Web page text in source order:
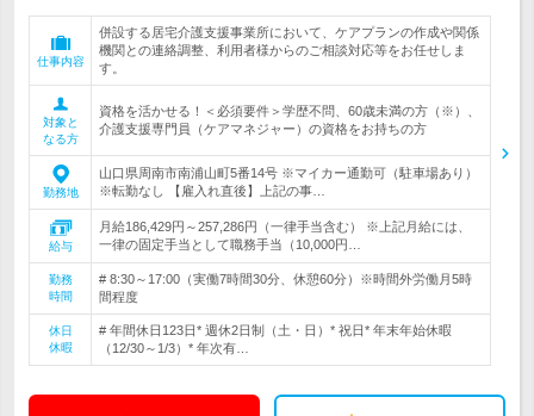
仕事内容
併設する居宅介護支援事業所において、ケアプランの作成や関係
機関との連絡調整、利用者様からのご相談対応等をお任せしま
す。
対象と
なる方
資格を活かせる！＜必須要件＞学歴不問、60歳未満の方（※）、
介護支援専門員（ケアマネジャー）の資格をお持ちの方
勤務地
山口県周南市南浦山町5番14号 ※マイカー通勤可（駐車場あり）
※転勤なし 【雇入れ直後】上記の事…
給与
月給186,429円～257,286円（一律手当含む） ※上記月給には、
一律の固定手当として職務手当（10,000円…
勤務
時間
# 8:30～17:00（実働7時間30分、休憩60分）※時間外労働月5時
間程度
休日
休暇
# 年間休日123日* 週休2日制（土・日）* 祝日* 年末年始休暇
（12/30～1/3）* 年次有…